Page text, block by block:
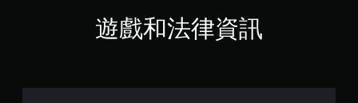
遊戲和法律資訊